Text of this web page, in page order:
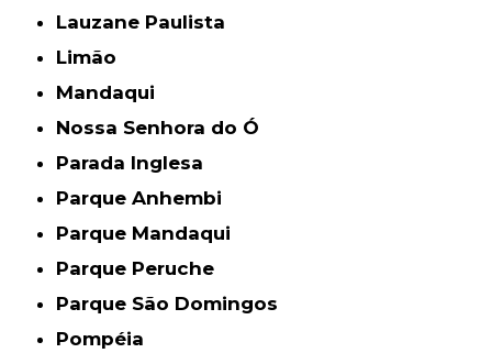
Lauzane Paulista
Limão
Mandaqui
Nossa Senhora do Ó
Parada Inglesa
Parque Anhembi
Parque Mandaqui
Parque Peruche
Parque São Domingos
Pompéia